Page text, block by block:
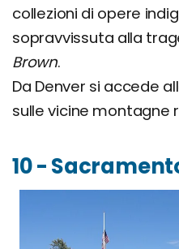
collezioni di opere
sopravvissuta alla
Brown.
Da Denver si accede
sulle vicine montagne
10 -